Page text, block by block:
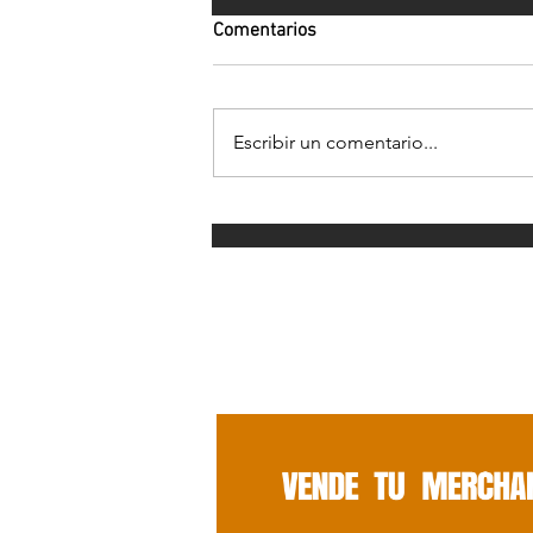
Comentarios
Escribir un comentario...